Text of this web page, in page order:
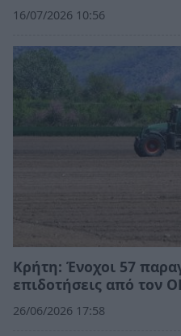
16/07/2026 10:56
Κρήτη: Ένοχοι 57
επιδοτήσεις από τον
26/06/2026 17:58